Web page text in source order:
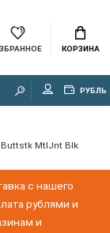
КОРЗИНА
РУБЛЬ
Buttstk MtlJnt Blk
с нашего
рублями и
и